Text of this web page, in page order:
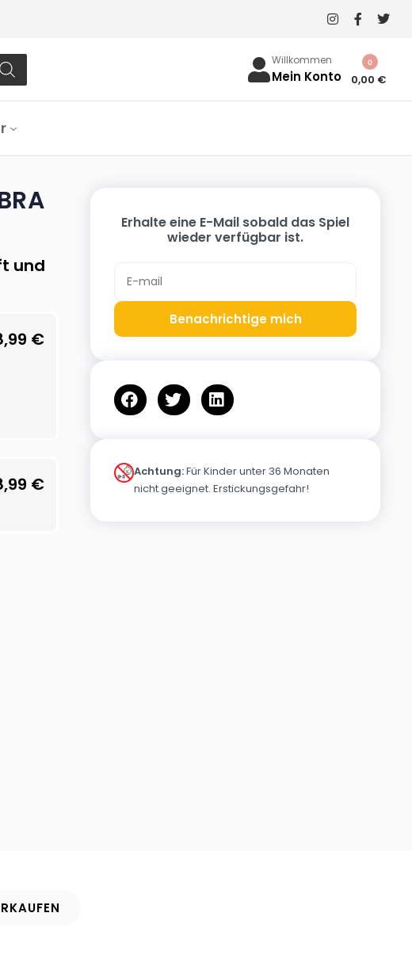
Willkommen
Mein Konto 0,00 €
0
und
€
€
Erhalte eine E-Mail sobald das Spiel
wieder verfügbar ist.
Benachrichtige mich
Achtung:Für Kinder unter 36 Monaten
nicht geeignet. Erstickungsgefahr!